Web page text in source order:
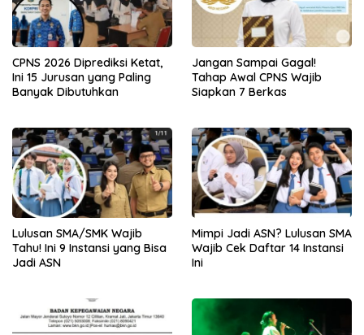
CPNS 2026 Diprediksi Ketat,
Ini 15 Jurusan yang Paling
Banyak Dibutuhkan
Jangan Sampai Gagal!
Tahap Awal CPNS Wajib
Siapkan 7 Berkas
Lulusan SMA/SMK Wajib
Tahu! Ini 9 Instansi yang Bisa
Jadi ASN
Mimpi Jadi ASN? Lulusan SMA
Wajib Cek Daftar 14 Instansi
Ini